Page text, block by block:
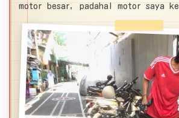
motor besar, padahal motor saya